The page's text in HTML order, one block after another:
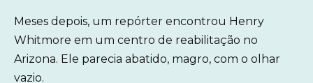
Meses depois, um repórter encontrou Henry
Whitmore em um centro de reabilitação no
Arizona. Ele parecia abatido, magro, com o olhar
vazio.